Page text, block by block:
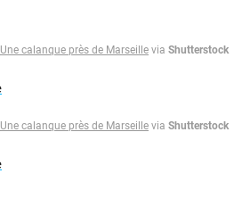
Une calanque près de Marseille via Shutterstock
Une calanque près de Marseille via Shutterstock